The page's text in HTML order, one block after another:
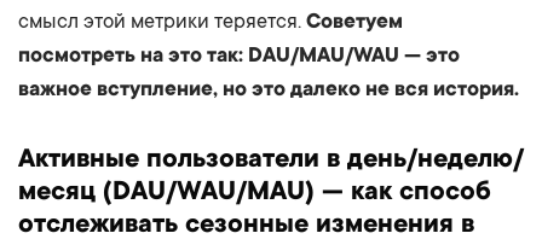
смысл этой метрики теряется. Советуем
посмотреть на это так: DAU/MAU/WAU — это
важное вступление, но это далеко не вся история.
Активные пользователи в день/неделю/
месяц (DAU/WAU/MAU) — как способ
отслеживать сезонные изменения в